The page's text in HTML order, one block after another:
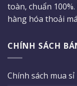
toàn, chuẩn
hàng hóa thoải
CHÍNH SÁCH
Chính sách mua sỉ